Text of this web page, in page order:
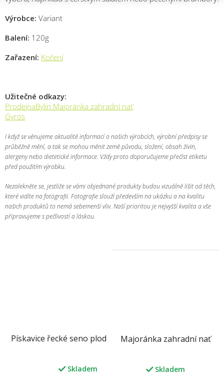
Výrobce: Variant
Balení: 120g
Zařazení: Koření
Užitečné odkazy:
ProdejnaBylin Majoránka zahradní nať
Gyros
I když se věnujeme aktualitě informací o našich výrobcích, výrobní předpisy se
průběžně mění, a tak se mohou měnit země původu, složení, obsah živin,
alergeny nebo dietetické informace. Vždy proto doporučujeme přečíst etiketu
před použitím výrobku.
Nezalekněte se, jestliže se vámi objednané produkty budou vizuálně lišit od těch,
které vidíte na fotografii. Fotografie slouží především na ukázku a na kvalitu
našich produktů to nemá sebemenší vliv. Naší prioritou je nejvyšší kvalita a vše
připravujeme s pečlivostí a láskou.
Pískavice řecké seno plod
Skladem
Majoránka zahradní nať
Skladem